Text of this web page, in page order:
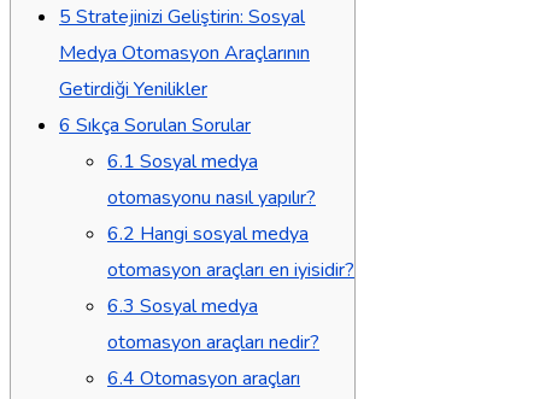
5 Stratejinizi Geliştirin: Sosyal
Medya Otomasyon Araçlarının
Getirdiği Yenilikler
6 Sıkça Sorulan Sorular
6.1 Sosyal medya
otomasyonu nasıl yapılır?
6.2 Hangi sosyal medya
otomasyon araçları en iyisidir?
6.3 Sosyal medya
otomasyon araçları nedir?
6.4 Otomasyon araçları